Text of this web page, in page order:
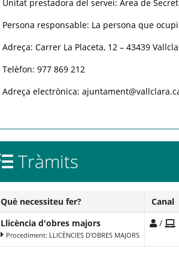
Unitat prestadora del servei: Àrea de
Persona responsable: La persona que
Adreça: Carrer La Placeta, 12 – 43439
Telèfon: 977 869 212
Adreça electrònica:
Tràmits
Què necessiteu fer? Canal
Llicència d'obres majors
Procediment: LLICÈNCIES D'OBRES MAJORS
/